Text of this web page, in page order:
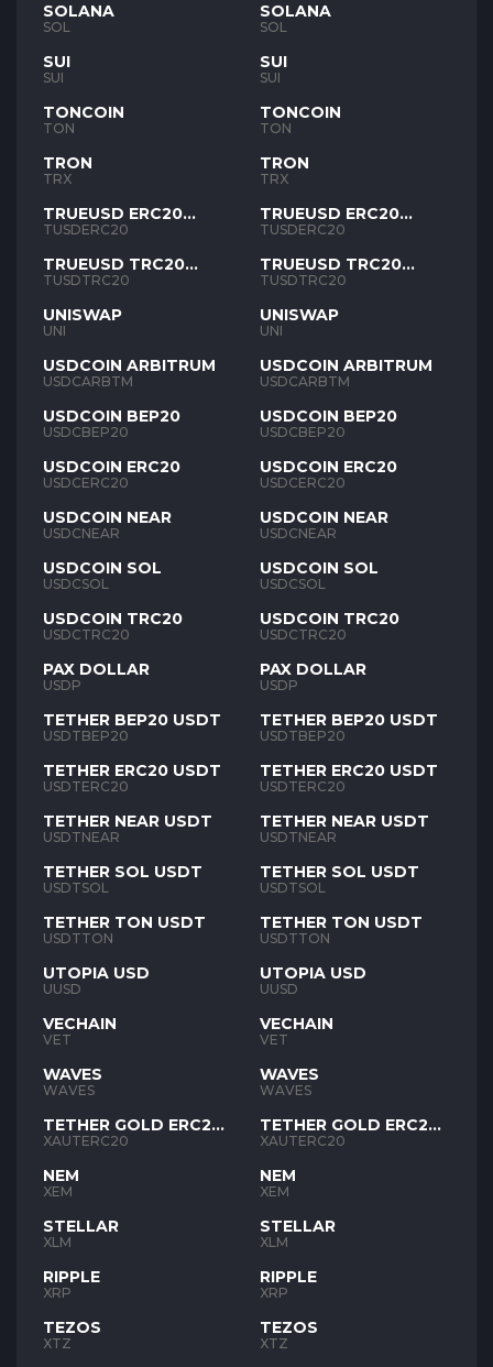
SOLANA
SOL
SUI
SUI
TONCOIN
TON
TRON
TRX
TRUEUSD ERC20
TUSD
TUSDERC20
TRUEUSD TRC20
TUSD
TUSDTRC20
UNISWAP
UNI
USDCOIN ARBITRUM
USDCARBTM
USDCOIN BEP20
USDCBEP20
USDCOIN ERC20
USDCERC20
USDCOIN NEAR
USDCNEAR
USDCOIN SOL
USDCSOL
USDCOIN TRC20
USDCTRC20
PAX DOLLAR
USDP
TETHER BEP20 USDT
USDTBEP20
TETHER ERC20 USDT
USDTERC20
TETHER NEAR USDT
USDTNEAR
TETHER SOL USDT
USDTSOL
TETHER TON USDT
USDTTON
UTOPIA USD
UUSD
VECHAIN
VET
WAVES
WAVES
TETHER GOLD ERC20
XAUT
XAUTERC20
NEM
XEM
STELLAR
XLM
RIPPLE
XRP
TEZOS
XTZ
SOLANA
SOL
SUI
SUI
TONCOIN
TON
TRON
TRX
TRUEUSD ERC20
TUSD
TUSDERC20
TRUEUSD TRC20
TUSD
TUSDTRC20
UNISWAP
UNI
USDCOIN ARBITRUM
USDCARBTM
USDCOIN BEP20
USDCBEP20
USDCOIN ERC20
USDCERC20
USDCOIN NEAR
USDCNEAR
USDCOIN SOL
USDCSOL
USDCOIN TRC20
USDCTRC20
PAX DOLLAR
USDP
TETHER BEP20 USDT
USDTBEP20
TETHER ERC20 USDT
USDTERC20
TETHER NEAR USDT
USDTNEAR
TETHER SOL USDT
USDTSOL
TETHER TON USDT
USDTTON
UTOPIA USD
UUSD
VECHAIN
VET
WAVES
WAVES
TETHER GOLD ERC20
XAUT
XAUTERC20
NEM
XEM
STELLAR
XLM
RIPPLE
XRP
TEZOS
XTZ